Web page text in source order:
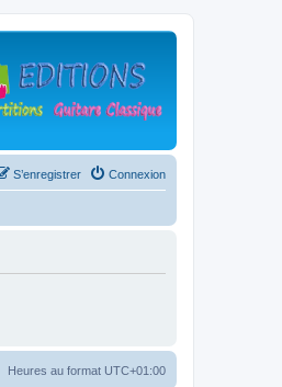
Connexion
S’enregistrer
Heures au format UTC+01:00